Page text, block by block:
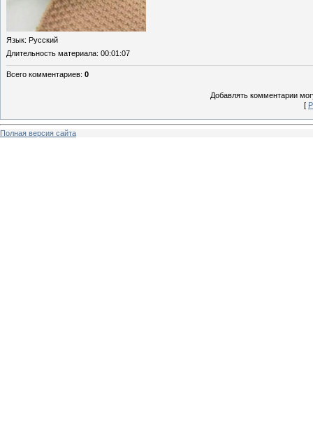
Язык: Русский
Длительность материала: 00:01:07
Всего комментариев: 0
Добавлять комментарии
[
Полная версия сайта